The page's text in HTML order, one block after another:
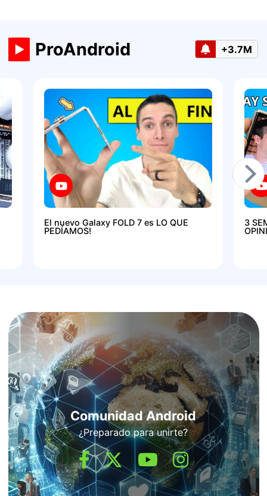
ProAndroid +3.7M
El nuevo Galaxy FOLD 7 es LO QUE
PEDÍAMOS!
3
Comunidad Android
¿Preparado para unirte?